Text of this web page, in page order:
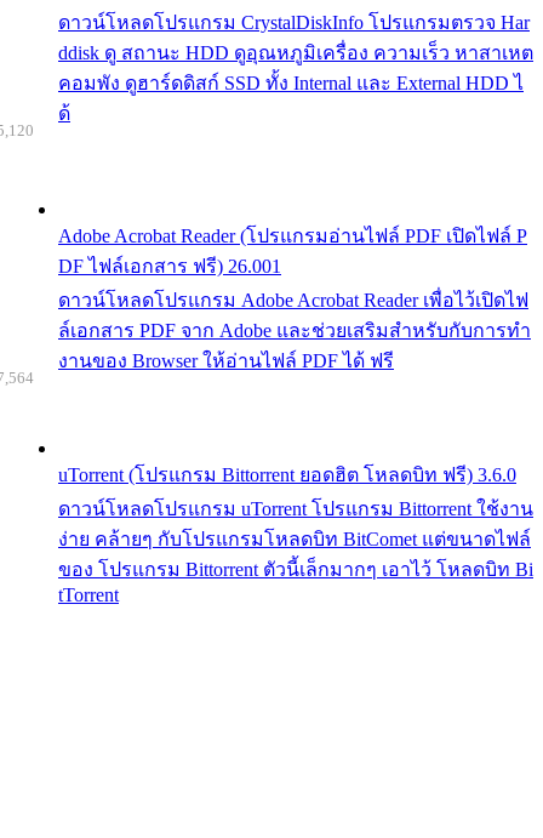
ดาวน์โหลดโปรแกรม CrystalDiskInfo โปรแกรมตรวจ Har
ddisk ดู สถานะ HDD ดูอุณหภูมิเครื่อง ความเร็ว หาสาเหต
คอมพัง ดูฮาร์ดดิสก์ SSD ทั้ง Internal และ External HDD ไ
ด้
Adobe Acrobat Reader (โปรแกรมอ่านไฟล์ PDF เปิดไฟล์ P
DF ไฟล์เอกสาร ฟรี) 26.001
ดาวน์โหลดโปรแกรม Adobe Acrobat Reader เพื่อไว้เปิดไฟ
ล์เอกสาร PDF จาก Adobe และช่วยเสริมสำหรับกับการทำ
งานของ Browser ให้อ่านไฟล์ PDF ได้ ฟรี
uTorrent (โปรแกรม Bittorrent ยอดฮิต โหลดบิท ฟรี) 3.6.0
ดาวน์โหลดโปรแกรม uTorrent โปรแกรม Bittorrent ใช้งาน
ง่าย คล้ายๆ กับโปรแกรมโหลดบิท BitComet แต่ขนาดไฟล์
ของ โปรแกรม Bittorrent ตัวนี้เล็กมากๆ เอาไว้ โหลดบิท Bi
tTorrent